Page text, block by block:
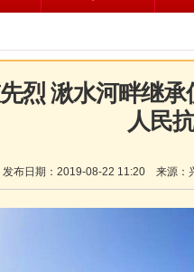
烈 湫水河畔继
人民抗
发布日期： 2019-08-22 11:20 来源：